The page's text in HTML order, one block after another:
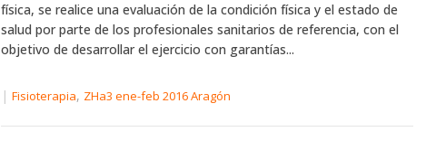
física, se realice una evaluación de la condición física y el estado de
salud por parte de los profesionales sanitarios de referencia, con el
objetivo de desarrollar el ejercicio con garantías...
| Fisioterapia, ZHa3 ene-feb 2016 Aragón